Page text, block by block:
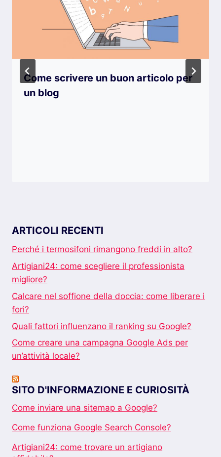
Come scrivere un buon articolo per
un blog
ARTICOLI RECENTI
Perché i termosifoni rimangono freddi in alto?
Artigiani24: come scegliere il professionista
migliore?
Calcare nel soffione della doccia: come liberare i
fori?
Quali fattori influenzano il ranking su Google?
Come creare una campagna Google Ads per
un’attività locale?
SITO D'INFORMAZIONE E CURIOSITÀ
Come inviare una sitemap a Google?
Come funziona Google Search Console?
Artigiani24: come trovare un artigiano